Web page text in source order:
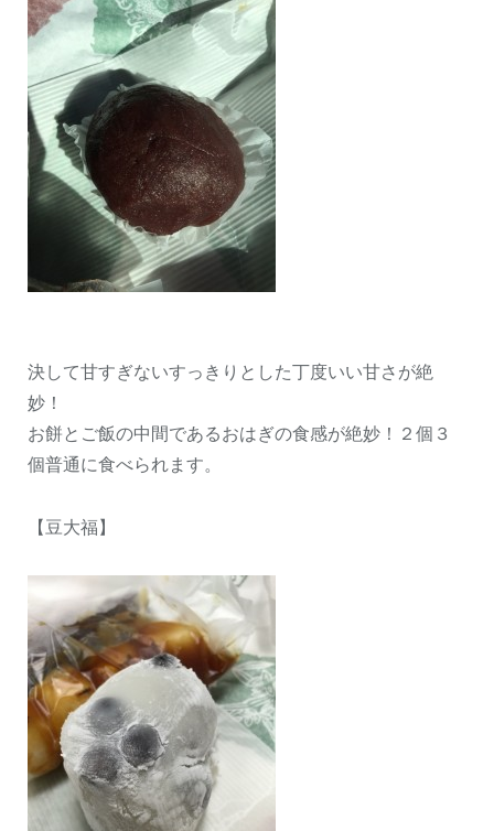
決して甘すぎないすっきりとした丁度いい甘さが絶
妙！
お餅とご飯の中間であるおはぎの食感が絶妙！２個３
個普通に食べられます。
【豆大福】